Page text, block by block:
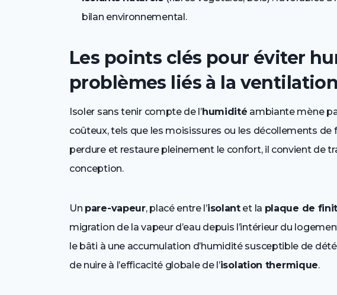
bilan environnemental.
Les points clés pour éviter
problèmes liés à la ventilation
Isoler sans tenir compte de l’humidité ambiante mène
coûteux, tels que les moisissures ou les décollements de
perdure et restaure pleinement le confort, il convient de
conception.
Un pare-vapeur, placé entre l’isolantet la plaque de
migration de la vapeur d’eau depuis l’intérieur du
le bâti à une accumulation d’humidité susceptible de
de nuire à l’efficacité globale de l’isolation thermique.